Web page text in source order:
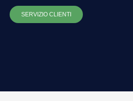
SERVIZIO CLIENTI